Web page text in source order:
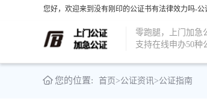
您好，欢迎来到没有刚印的公证书有法律效力吗-
零跑腿，上门加急
支持在线申办50种
您的位置: 首页>公证资讯>公证指南